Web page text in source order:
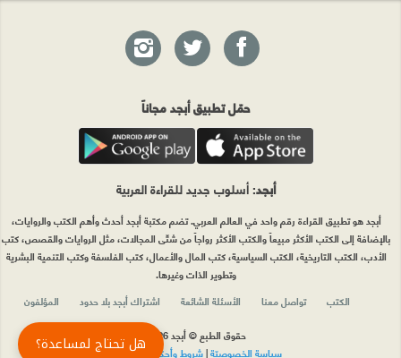
حمّل تطبيق أبجد مجاناً
أبجد: أسلوب جديد للقراءة العربية
أبجد هو تطبيق القراءة رقم واحد في العالم العربي. تضم مكتبة أبجد أحدث وأهم الكتب والروايات،
بالإضافة إلى الكتب الأكثر مبيعاً والكتب الأكثر رواجاً من شتّى المجالات، مثل الروايات والقصص، كتب
الأدب، الكتب التاريخية، الكتب السياسية، كتب المال والأعمال، كتب الفلسفة وكتب التنمية البشرية
وتطوير الذات وغيرها.
الكتب
تواصل معنا الأسئلة الشائعة اشتراك أبجد بلا حدود
المؤلفون
حقوق الطبع © أبجد 2026
سياسة الخصوصيّة|شروط وأحكام الاستخدامهل تحتاج لمساعدة؟